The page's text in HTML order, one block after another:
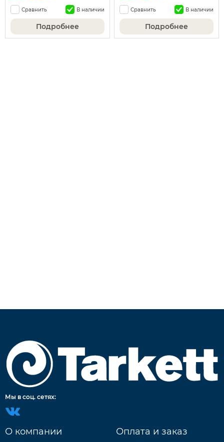
Сравнить В наличии
Подробнее
Сравнить В наличии
Подробнее
Мы в соц. сетях:
О компании
Оплата и заказ